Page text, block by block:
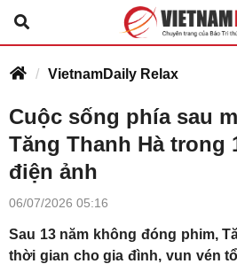
VietnamDaily Relax
Cuộc sống phía sau
Tăng Thanh Hà trong
điện ảnh
06/07/2026 05:16
Sau 13 năm không đóng phim,
thời gian cho gia đình, vun vén